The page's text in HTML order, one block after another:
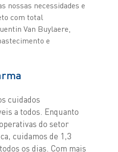
nossas necessidades e
com total
Van Buylaere,
e
cuidados
a todos. Enquanto
do setor
cuidamos de 1,3
os dias. Com mais